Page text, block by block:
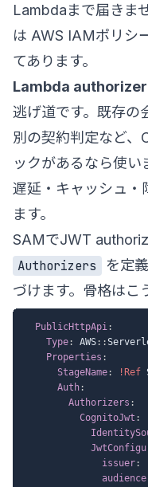
Lambdaまで届きま
は AWS IAMポリシ
てあります。
Lambda authorizer
逃げ道です。既存の
別の契約判定など
ックがあるなら使
遅延・キャッシュ・
ます。
SAMでJWT
Authorizers
を定
づけます。骨格はこ
PublicHttpApi:
Type: AWS: :
Properties :
StageName: !Ref
Auth:
Authorizers :
CognitoJwt :
issuer:
audience